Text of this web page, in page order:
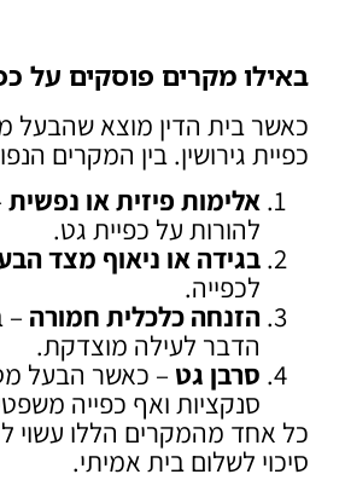
באילו מקרים פוסקים על
כאשר בית הדין מוצא שהבעל
כפיית גירושין. בין המקרים
אלימות פיזית או נפשית
להורות על כפיית גט.
בגידה או ניאוף מצד
לכפייה.
הזנחה כלכלית חמורה –
הדבר לעילה מוצדקת.
סרבן גט – כאשר הבעל
סנקציות ואף כפייה
כל אחד מהמקרים הללו עשוי
סיכוי לשלום בית אמיתי.